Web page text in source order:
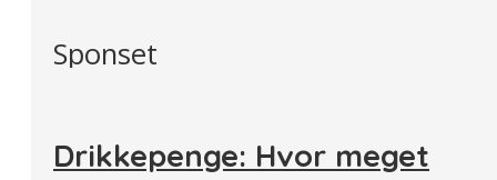
Sponset
Drikkepenge: Hvor meget